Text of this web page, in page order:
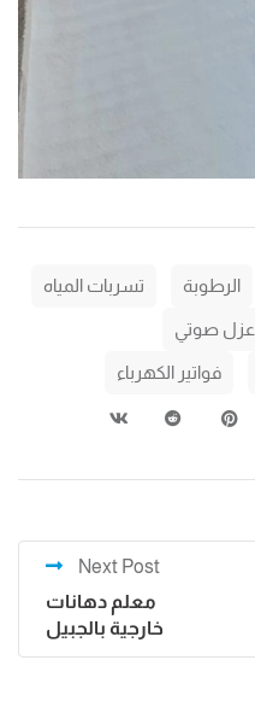
الرطوبة تسربات المياه
عزل صوتي
فواتير الكهرباء
Next Post
معلم دهانات
خارجية بالجبيل